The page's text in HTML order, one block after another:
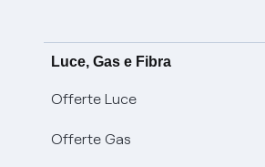
Luce, Gas e Fibra
Offerte Luce
Offerte Gas